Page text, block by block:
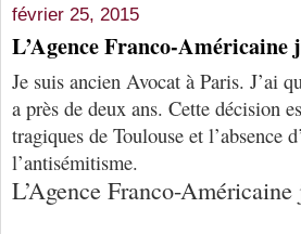
février 25, 2015
L’Agence Franco-
Je suis ancien Avocat à Paris. J’ai
a près de deux ans. Cette décision
tragiques de Toulouse et l’absence
l’antisémitisme.
L’Agence Franco-